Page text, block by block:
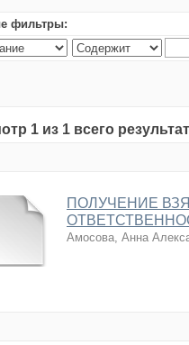
фильтры:
1 из 1 всего
ПОЛУЧЕНИЕ
Амосова, Анна